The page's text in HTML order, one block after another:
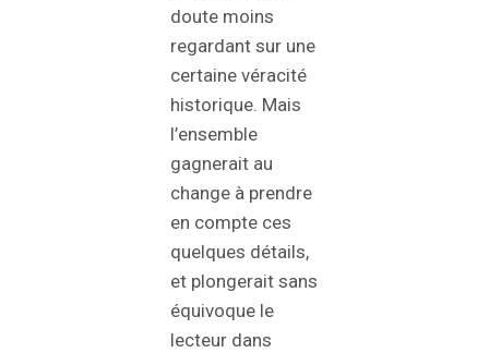
doute moins
regardant sur une
certaine véracité
historique. Mais
l’ensemble
gagnerait au
change à prendre
en compte ces
quelques détails,
et plongerait sans
équivoque le
lecteur dans